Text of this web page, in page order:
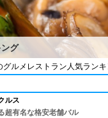
グ
グルメレストラン人気ラン
ルス
超有名な格安老舗バル